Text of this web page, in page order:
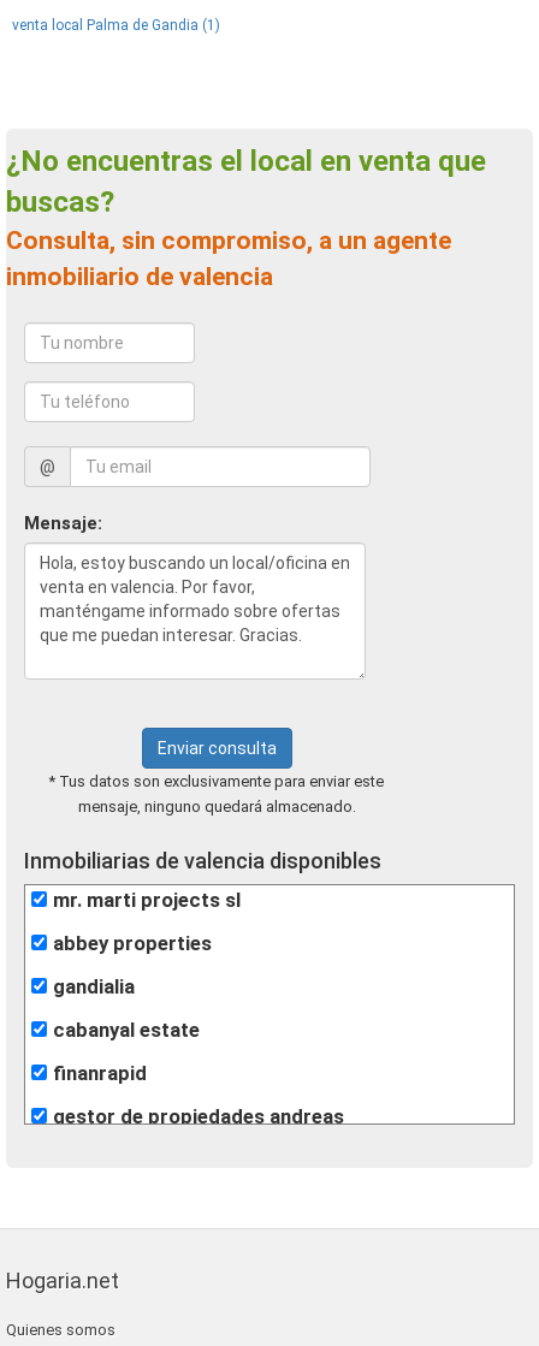
venta local Palma de Gandia (1)
¿No encuentras el local en venta que
buscas?
Consulta, sin compromiso, a un agente
inmobiliario de valencia
@
Mensaje:
Enviar consulta
* Tus datos son exclusivamente para enviar este
mensaje, ninguno quedará almacenado.
Inmobiliarias de valencia disponibles
mr. marti projects sl
abbey properties
gandialia
cabanyal estate
finanrapid
gestor de propiedades andreas
kapitalia inmobiliaria ontinyent
inmobiliaria chispa
Hogaria.net
Quienes somos